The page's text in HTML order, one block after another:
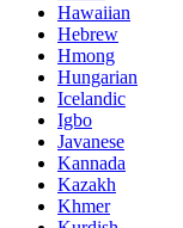
Hawaiian
Hebrew
Hmong
Hungarian
Icelandic
Igbo
Javanese
Kannada
Kazakh
Khmer